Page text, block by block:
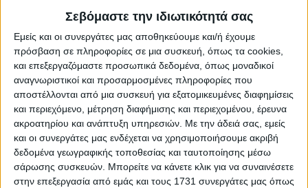
Σεβόμαστε την ιδιωτικότητά σας
Εμείς και οι συνεργάτες μας αποθηκεύουμε και/ή έχουμε
πρόσβαση σε πληροφορίες σε μια συσκευή, όπως τα cookies,
και επεξεργαζόμαστε προσωπικά δεδομένα, όπως μοναδικοί
αναγνωριστικοί και προσαρμοσμένες πληροφορίες που
αποστέλλονται από μια συσκευή για εξατομικευμένες διαφημίσεις
και περιεχόμενο, μέτρηση διαφήμισης και περιεχομένου, έρευνα
ακροατηρίου και ανάπτυξη υπηρεσιών. Με την άδειά σας, εμείς
και οι συνεργάτες μας ενδέχεται να χρησιμοποιήσουμε ακριβή
δεδομένα γεωγραφικής τοποθεσίας και ταυτοποίησης μέσω
σάρωσης συσκευών. Μπορείτε να κάνετε κλικ για να συναινέσετε
στην επεξεργασία από εμάς και τους 1731 συνεργάτες μας όπως
µε 275 ευρώ ο τόνος FOB λιµάνι µας.
Αυτό σημαίνει ότι από τα αλώνια µέχρι τις αρχές
Νοεµβρίου το σκληρό σιτάρι κινήθηκε ανοδικά, µε τη
σηµαντικότερη άνοδο να σηµειώνεται το φθινόπωρο όταν
ακούστηκαν οι καθυστερήσεις στη σοδειά του Καναδά και
της Βόρειας Αµερικής. Μέσα στον Νοέµβριο υπήρξε µια
µικρή στασιµότητα, η οποία επιβεβαιώθηκε µε τη λίγο
χαµηλότερη τιµή που πούλησαν οι έµποροι στην Τυνησία
στα τέλη του ίδιου µήνα. Τις τελευταίες εβδοµάδες
υπάρχουν ζητήσεις για καλά σιτάρια στα 260 ευρώ ο
τόνος FOB λιµάνι µας, αλλά η προσφορά δεν είναι
µεγάλη, καθώς οι πωλητές προτιµούν να περιµένουν.